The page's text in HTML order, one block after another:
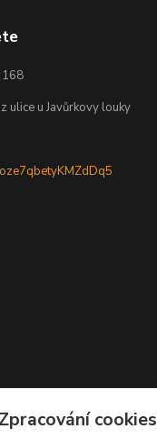
168
ulice u Javůrkovy louky
Zpracování cookies